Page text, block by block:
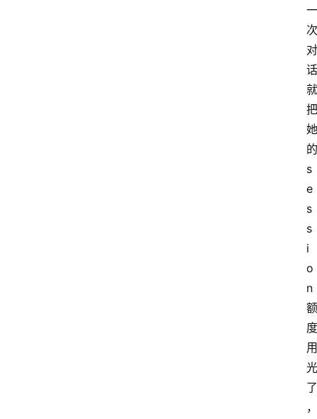
一
次
对
话
就
把
她
的
s
e
s
s
i
o
n
额
度
用
光
了
，